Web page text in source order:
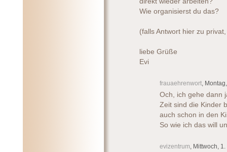
Wie organisierst du das?
(falls Antwort hier zu
liebe Grüße
Evi
frauaehrenwort,
Och, ich gehe dann
Zeit sind die Kinder
auch schon in den
So wie ich das will
evizentrum, Mittwoch,